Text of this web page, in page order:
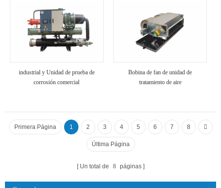
industrial y Unidad de prueba de
corrosión comercial
Bobina de fan de unidad de
tratamiento de aire
Primera Página 1 2 3 4 5 6 7 8
Última Página
Un total de 8 páginas